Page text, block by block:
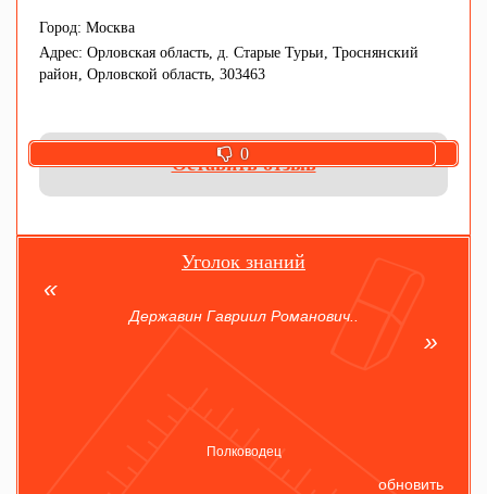
Город: Москва
Адрес: Орловская область, д. Старые Турьи, Троснянский
район, Орловской область, 303463
Оставить отзыв
0
Уголок знаний
Державин Гавриил Романович..
Полководец
обновить